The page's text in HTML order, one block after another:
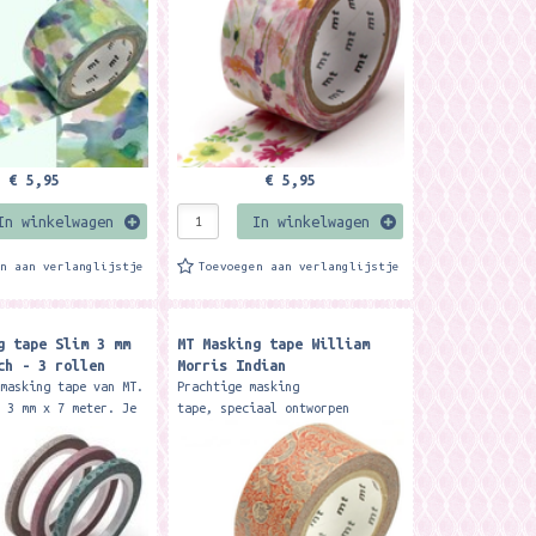
€ 5,95
winkelwagen
aan verlanglijstje
€ 5,95
In winkelwagen
Toevoegen aan verlanglijstje
tape Slim 3 mm
- 3 rollen
tape van MT.
mm x 7 meter. Je
o.a. voor
in...
MT Masking tape William
Morris Indian
Prachtige masking
tape, speciaal ontworpen
voor van het merk MT door
Wiliiam Morris. Formaat 2 cm x
7 meter. Je kunt de tape voor